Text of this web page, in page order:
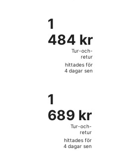
dagar
sen
1
484 kr
Tur-
retur,
hittades
dagar
sen
1
484 kr
Tur-och-
retur
hittades för
4 dagar sen
1
689 kr
Tur-
retur,
hittades
1
689 kr
Tur-och-
retur
hittades för
4 dagar sen